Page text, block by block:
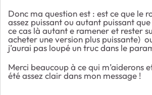
Donc ma question est : est ce que le
assez puissant ou autant puissant
ce cas là autant e ramener et rester
acheter une version plus puissante)
j’aurai pas loupé un truc dans le
Merci beaucoup à ce qui m’aiderons
été assez clair dans mon message !